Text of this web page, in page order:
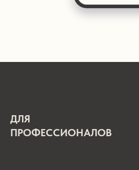
ДЛЯ
ПРОФЕССИОНАЛОВ